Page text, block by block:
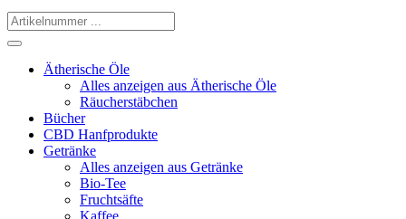
Ätherische Öle
Alles anzeigen aus Ätherische Öle
Räucherstäbchen
Bücher
CBD Hanfprodukte
Getränke
Alles anzeigen aus Getränke
Bio-Tee
Fruchtsäfte
Kaffee